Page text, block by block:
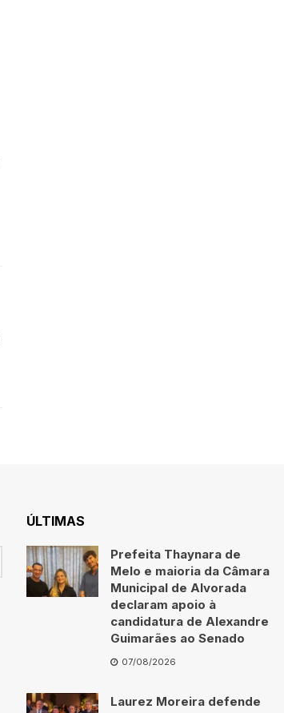
ÚLTIMAS
Prefeita Thaynara de
Melo e maioria da Câmara
Municipal de Alvorada
declaram apoio à
candidatura de Alexandre
Guimarães ao Senado
07/08/2026
Laurez Moreira defende